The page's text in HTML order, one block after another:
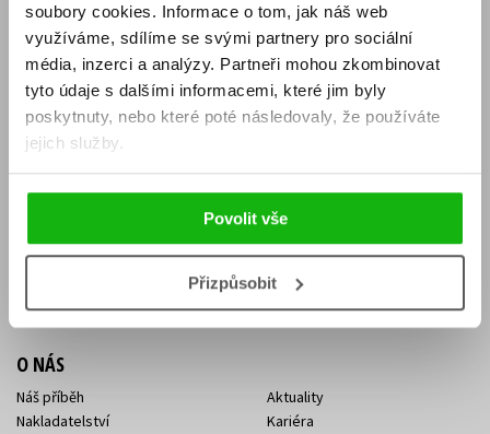
soubory cookies. Informace o tom, jak náš web
využíváme, sdílíme se svými partnery pro sociální
média, inzerci a analýzy. Partneři mohou zkombinovat
tyto údaje s dalšími informacemi, které jim byly
poskytnuty, nebo které poté následovaly, že používáte
jejich služby.
Povolit vše
Přizpůsobit
E-SHOP
Aktuality
Naši autoři
Obchodní podmínky
Jak nakoupit
Knižní novinky
Dárkové poukazy
Affiliate program
KONTAKTY
Sídlo společnosti
Kontakty Albatros Media
O NÁS
Náš příběh
Nakladatelství
Aktuality
Kariéra